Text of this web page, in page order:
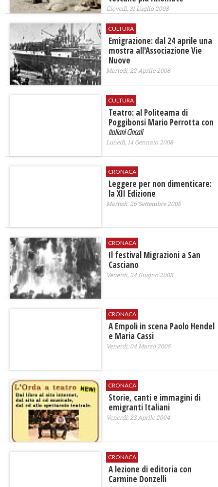
Giovedì, 31 Luglio 2008
CULTURA
Emigrazione: dal 24 aprile una
mostra all'Associazione Vie
Nuove
Martedì, 22 Aprile 2008
CULTURA
Teatro: al Politeama di
Poggibonsi Mario Perrotta con
Italiani Cìncali
Lunedì, 14 Gennaio 2008
CRONACA
Leggere per non dimenticare:
la XII Edizione
Martedì, 26 Settembre 2006
CRONACA
Il festival Migrazioni a San
Casciano
Venerdì, 24 Giugno 2005
CRONACA
A Empoli in scena Paolo Hendel
e Maria Cassi
Venerdì, 04 Marzo 2005
CRONACA
Storie, canti e immagini di
emigranti Italiani
Venerdì, 23 Aprile 2004
CRONACA
A lezione di editoria con
Carmine Donzelli